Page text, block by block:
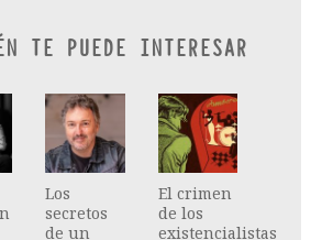
TE PUEDE INTERESAR
Los
secretos
de un
El crimen
de los
existencialistas